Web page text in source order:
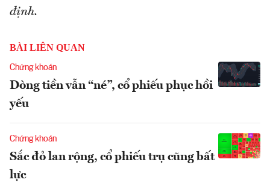
định.
BÀI LIÊN QUAN
Chứng khoán
Dòng tiền vẫn “né”, cổ phiếu phục hồi
yếu
Chứng khoán
Sắc đỏ lan rộng, cổ phiếu trụ cũng bất
lực